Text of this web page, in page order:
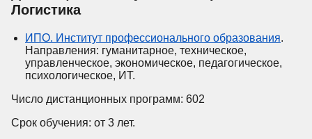
Логистика
ИПО. Институт профессионального образования.
Направления: гуманитарное, техническое,
управленческое, экономическое, педагогическое,
психологическое, ИТ.
Число дистанционных программ: 602
Срок обучения: от 3 лет.